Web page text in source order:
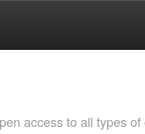
access to all types